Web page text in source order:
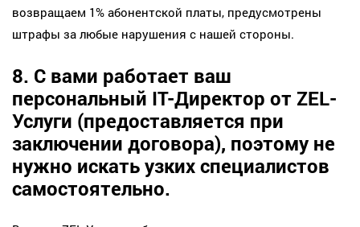
возвращаем 1% абонентской платы, предусмотрены
штрафы за любые нарушения с нашей стороны.
8. С вами работает ваш
персональный IT-Директор от ZEL-
Услуги (предоставляется при
заключении договора), поэтому не
нужно искать узких специалистов
самостоятельно.